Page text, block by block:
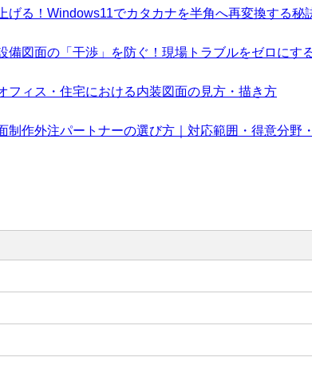
げる！Windows11でカタカナを半角へ再変換する秘
備図面の「干渉」を防ぐ！現場トラブルをゼロにす
フィス・住宅における内装図面の見方・描き方
制作外注パートナーの選び方｜対応範囲・得意分野